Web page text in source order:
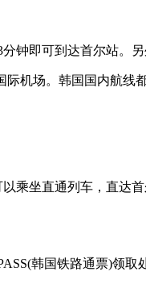
钟即可到达首尔站。
场。韩国国内航线
坐直通列车，直达
韩国铁路通票)领取